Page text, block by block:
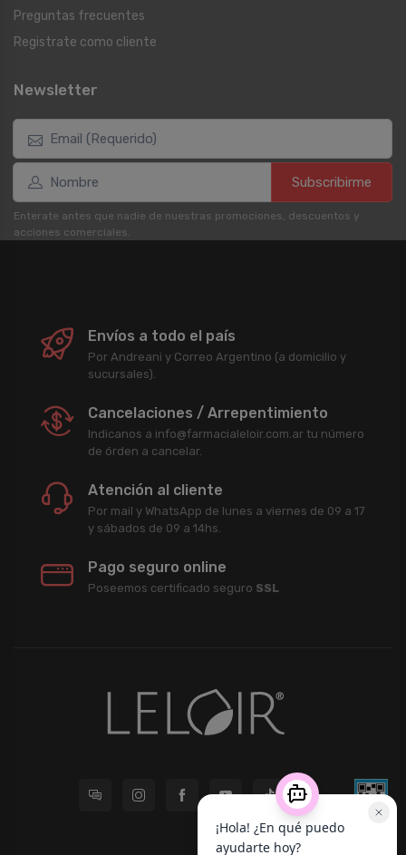
Preguntas frecuentes
Registrate como cliente
Newsletter
Subscribirme
Enterate antes que nadie de nuestras promociones, descuentos y
acciones comerciales.
Envíos a todo el país
Por Andreani y Correo Argentino (a domicilio y
sucursales).
Cancelaciones / Arrepentimiento
Indicanos a info@farmacialeloir.com.ar tu número
de órden a cancelar.
Atención al cliente
Por mail y WhatsApp de lunes a viernes de 09 a 17
y sábados de 09 a 14hs.
Pago seguro online
Poseemos certificado seguro SSL